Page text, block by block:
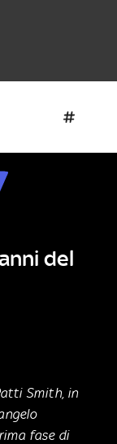
del
Smith, in
fase di